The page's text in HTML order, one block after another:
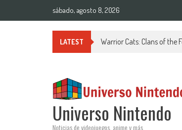
sábado, agosto 8, 2026
LATEST Warrior Cats: Clans of the
Universo Nintendo
Noticias de videojuegos, anime y más